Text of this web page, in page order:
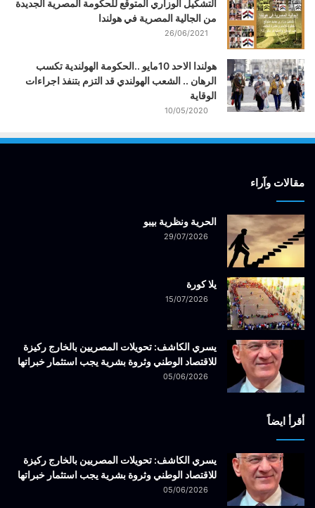
التشكيل الوزاري المتوقع للحكومة المصرية الجديدة
من الجالية المصرية في هولندا
26/06/2021
هولندا الاحد 10مايو ..الحكومة الهولندية تكسب
الرهان .. الشعب الهولندي قد التزم بتنفذ اجراءات
الوقاية
10/05/2020
مقالات وآراء
الحرية ونظرية بيبو
29/07/2026
يلا كورة
15/07/2026
يسري الكاشف: تحويلات المصريين بالخارج ركيزة
للاقتصاد الوطني وثروة بشرية يجب استثمار خبراتها
05/06/2026
أقرأ ايضاً
يسري الكاشف: تحويلات المصريين بالخارج ركيزة
للاقتصاد الوطني وثروة بشرية يجب استثمار خبراتها
05/06/2026